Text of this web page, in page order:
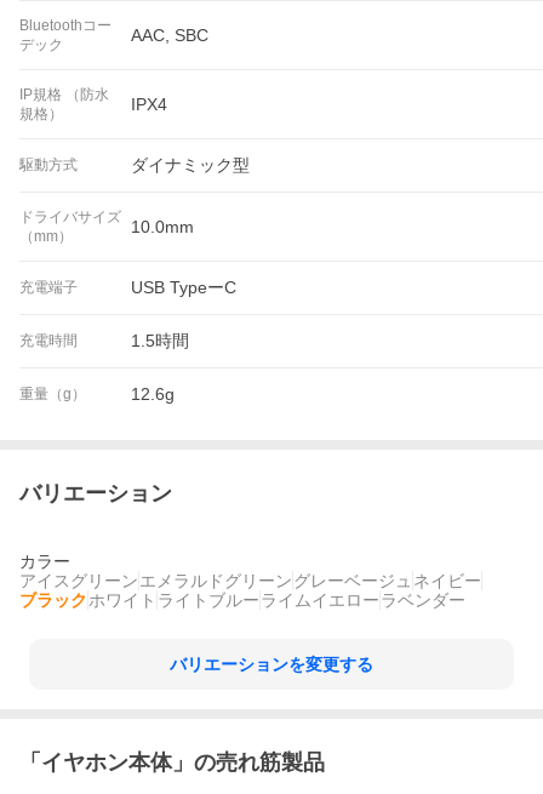
Bluetoothコー
デック
AAC, SBC
IP規格 （防水
規格）
IPX4
駆動方式 ダイナミック型
ドライバサイズ
（mm）
10.0mm
充電端子 USB TypeーC
充電時間 1.5時間
重量（g） 12.6g
バリエーション
カラー
アイスグリーンエメラルドグリーングレーベージュ ネイビー
ブラック ホワイト ライトブルーライムイエローラベンダー
バリエーションを変更する
「 イヤホン本体」の売れ筋製品